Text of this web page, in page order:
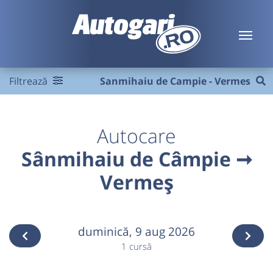
Filtrează Sanmihaiu de Campie - Vermes
Autocare
Sânmihaiu de Câmpie ➞
Vermeș
duminică, 9 aug 2026
1 cursă